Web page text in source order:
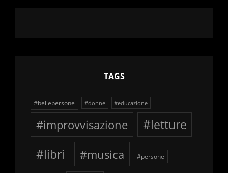
TAGS
#bellepersone #donne #educazione
#improvvisazione
#letture
#libri
#musica #persone